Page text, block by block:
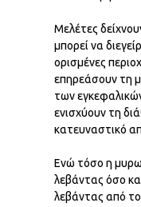
Μελέτες
μπορεί να
ορισμένες
επηρεάσουν τη
των
ενισχύουν τη
κατευναστικό
Ενώ τόσο η
λεβάντας όσο
λεβάντας από